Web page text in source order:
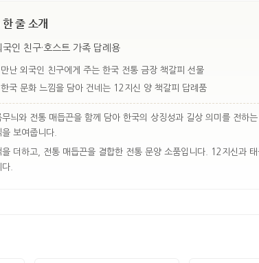
줄 소개
인 친구·호스트 가족 답례용
난 외국인 친구에게 주는 한국 전통 금장 책갈피 선물
국 문화 느낌을 담아 건네는 12지신 양 책갈피 답례품
늬와 전통 매듭끈을 함께 담아 한국의 상징성과 길상 의미를 전하
보여줍니다.
더하고, 전통 매듭끈을 결합한 전통 문양 소품입니다. 12지신과
.